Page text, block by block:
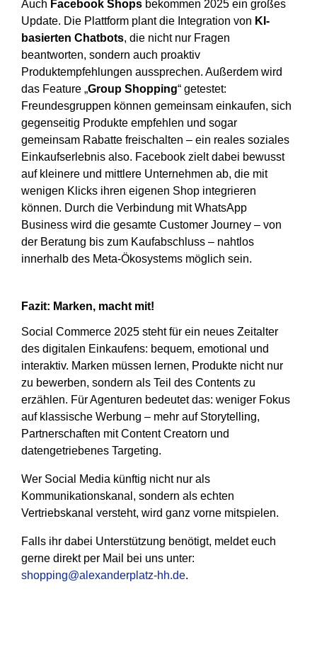
Auch Facebook Shops bekommen 2025 ein großes
Update. Die Plattform plant die Integration von KI-
basierten Chatbots, die nicht nur Fragen
beantworten, sondern auch proaktiv
Produktempfehlungen aussprechen. Außerdem wird
das Feature „Group Shopping“ getestet:
Freundesgruppen können gemeinsam einkaufen, sich
gegenseitig Produkte empfehlen und sogar
gemeinsam Rabatte freischalten – ein reales soziales
Einkaufserlebnis also. Facebook zielt dabei bewusst
auf kleinere und mittlere Unternehmen ab, die mit
wenigen Klicks ihren eigenen Shop integrieren
können. Durch die Verbindung mit WhatsApp
Business wird die gesamte Customer Journey – von
der Beratung bis zum Kaufabschluss – nahtlos
innerhalb des Meta-Ökosystems möglich sein.
Fazit: Marken, macht mit!
Social Commerce 2025 steht für ein neues Zeitalter
des digitalen Einkaufens: bequem, emotional und
interaktiv. Marken müssen lernen, Produkte nicht nur
zu bewerben, sondern als Teil des Contents zu
erzählen. Für Agenturen bedeutet das: weniger Fokus
auf klassische Werbung – mehr auf Storytelling,
Partnerschaften mit Content Creatorn und
datengetriebenes Targeting.
Wer Social Media künftig nicht nur als
Kommunikationskanal, sondern als echten
Vertriebskanal versteht, wird ganz vorne mitspielen.
Falls ihr dabei Unterstützung benötigt, meldet euch
gerne direkt per Mail bei uns unter:
shopping@alexanderplatz-hh.de.